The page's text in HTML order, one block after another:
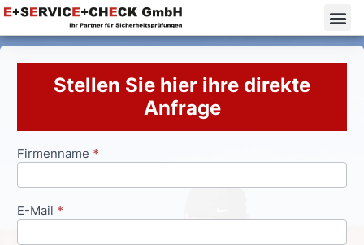
Stellen Sie hier ihre direkte
Anfrage
Anfrageformular
Firmenname *
E-Mail *